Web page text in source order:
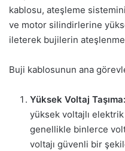
kablosu, ateşleme
ve motor silindirlerine
ileterek bujilerin
Buji kablosunun ana
Yüksek Voltaj Taşıma:
yüksek voltajlı elektrik
genellikle binlerce
voltajı güvenli bir